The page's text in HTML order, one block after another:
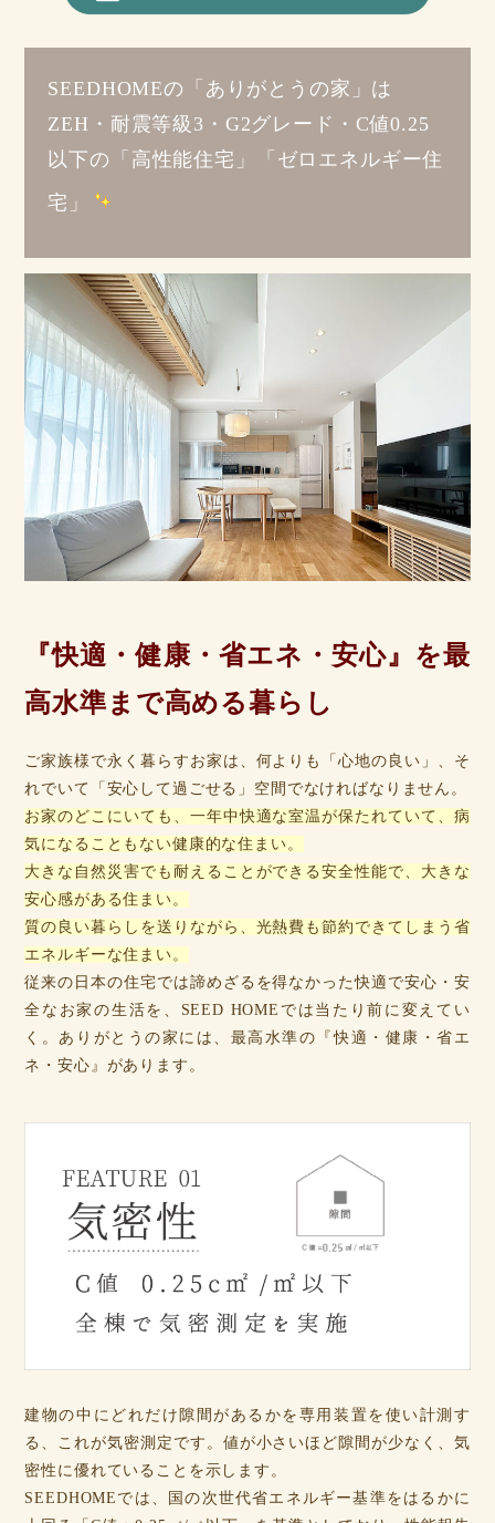
SEEDHOMEの「ありがとうの家」は
ZEH・耐震等級3・G2グレード・C値0.25
以下の「高性能住宅」「ゼロエネルギー住
宅」
『快適・健康・省エネ・安心』を最
高水準まで高める暮らし
ご家族様で永く暮らすお家は、何よりも「心地の良い」、そ
れでいて「安心して過ごせる」空間でなければなりません。
お家のどこにいても、一年中快適な室温が保たれていて、病
気になることもない健康的な住まい。
大きな自然災害でも耐えることができる安全性能で、大きな
安心感がある住まい。
質の良い暮らしを送りながら、光熱費も節約できてしまう省
エネルギーな住まい。
従来の日本の住宅では諦めざるを得なかった快適で安心・安
全なお家の生活を、SEED HOMEでは当たり前に変えてい
く。ありがとうの家には、最高水準の『快適・健康・省エ
ネ・安心』があります。
建物の中にどれだけ隙間があるかを専用装置を使い計測す
る、これが気密測定です。値が小さいほど隙間が少なく、気
密性に優れていることを示します。
SEEDHOMEでは、国の次世代省エネルギー基準をはるかに